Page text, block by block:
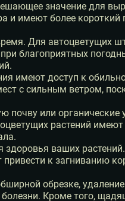
значение для
имеют более короткий
Для автоцветущих
благоприятных
имеют доступ к
с сильным ветром,
почву или органические
растений имеют
ваших растений.
к загниванию
обрезке,
Кроме того,